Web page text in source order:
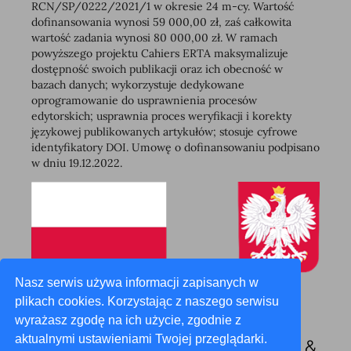
Nasz serwis używa informacji zapisanych w
plikach cookies. Korzystając z naszego serwisu
wyrażasz zgodę na ich użycie, zgodnie z
aktualnymi ustawieniami Twojej przeglądarki.
RCN/SP/0222/2021/1 w okresie 24 m-cy. Wartość
dofinansowania wynosi 59 000,00 zł, zaś całkowita
wartość zadania wynosi 80 000,00 zł. W ramach
powyższego projektu Cahiers ERTA maksymalizuje
dostępność swoich publikacji oraz ich obecność w
bazach danych; wykorzystuje dedykowane
oprogramowanie do usprawnienia procesów
edytorskich; usprawnia proces weryfikacji i korekty
językowej publikowanych artykułów; stosuje cyfrowe
identyfikatory DOI. Umowę o dofinansowaniu podpisano
w dniu 19.12.2022.